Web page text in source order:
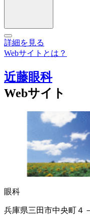
詳細を見る
Webサイトとは？
近藤眼科
Webサイト
眼科
兵庫県三田市中央町４